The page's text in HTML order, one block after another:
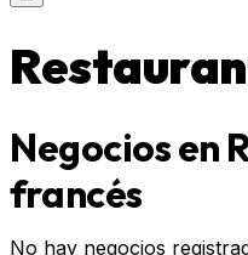
Negocios en
francés
No hay negocios